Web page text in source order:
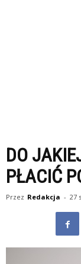
DO
PŁACIĆ
Przez Redakcja - 27